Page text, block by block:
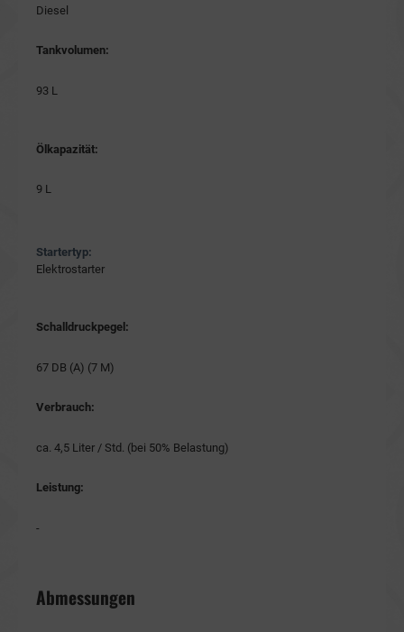
Diesel
Tankvolumen:
93 L
Ölkapazität:
9 L
Startertyp:
Elektrostarter
Schalldruckpegel:
67 DB (A) (7 M)
Verbrauch:
ca. 4,5 Liter / Std. (bei 50% Belastung)
Leistung:
-
Abmessungen